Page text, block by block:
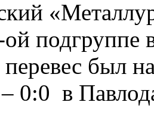
подгруппе
был
0:0 в